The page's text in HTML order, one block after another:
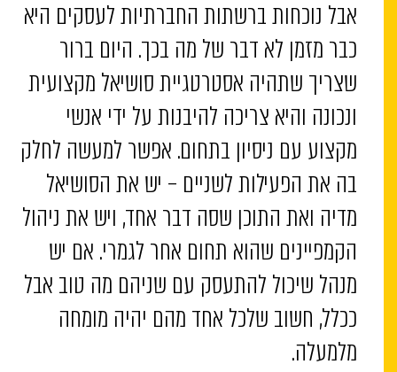
אבל נוכחות ברשתות החברתיות לעסקים היא
כבר מזמן לא דבר של מה בכך. היום ברור
שצריך שתהיה אסטרטגיית סושיאל מקצועית
ונכונה והיא צריכה להיבנות על ידי אנשי
מקצוע עם ניסיון בתחום. אפשר למעשה לחלק
בה את הפעילות לשניים – יש את הסושיאל
מדיה ואת התוכן שסה דבר אחד, ויש את ניהול
הקמפיינים שהוא תחום אחר לגמרי. אם יש
מנהל שיכול להתעסק עם שניהם מה טוב אבל
ככלל, חשוב שלכל אחד מהם יהיה מומחה
מלמעלה.